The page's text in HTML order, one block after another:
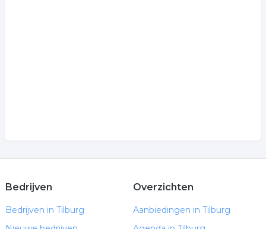
Bedrijven
Bedrijven in Tilburg
Overzichten
Aanbiedingen in Tilburg